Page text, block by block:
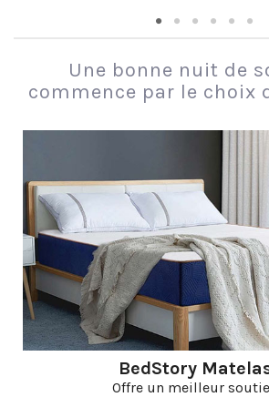
Une bonne nuit de
commence par le choix
BedStory
Offre un meilleur